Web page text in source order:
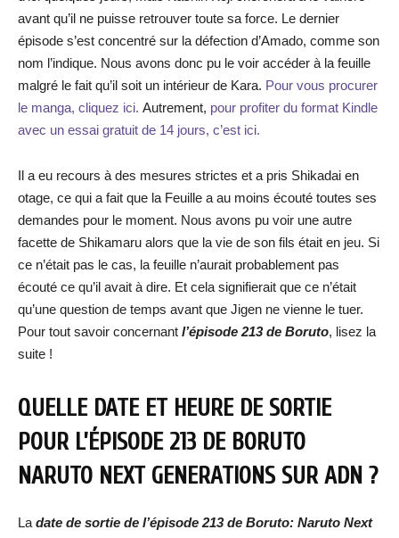
avant qu’il ne puisse retrouver toute sa force. Le dernier
épisode s’est concentré sur la défection d’Amado, comme son
nom l’indique. Nous avons donc pu le voir accéder à la feuille
malgré le fait qu’il soit un intérieur de Kara. Pour vous procurer
le manga, cliquez ici. Autrement, pour profiter du format Kindle
avec un essai gratuit de 14 jours, c’est ici.
Il a eu recours à des mesures strictes et a pris Shikadai en
otage, ce qui a fait que la Feuille a au moins écouté toutes ses
demandes pour le moment. Nous avons pu voir une autre
facette de Shikamaru alors que la vie de son fils était en jeu. Si
ce n’était pas le cas, la feuille n’aurait probablement pas
écouté ce qu’il avait à dire. Et cela signifierait que ce n’était
qu’une question de temps avant que Jigen ne vienne le tuer.
Pour tout savoir concernant l’épisode 213 de Boruto, lisez la
suite !
QUELLE DATE ET HEURE DE SORTIE
POUR L’ÉPISODE 213 DE BORUTO
NARUTO NEXT GENERATIONS SUR ADN ?
La date de sortie de l’épisode 213 de Boruto: Naruto Next